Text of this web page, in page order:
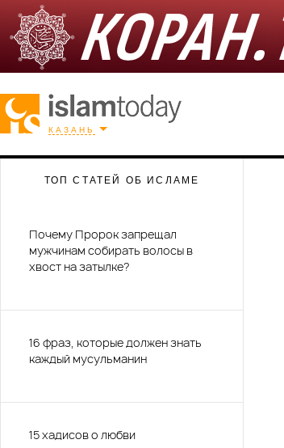
КАЗАНЬ
ТОП СТАТЕЙ ОБ ИСЛАМЕ
Почему Пророк запрещал
мужчинам собирать волосы в
хвост на затылке?
16 фраз, которые должен знать
каждый мусульманин
15 хадисов о любви